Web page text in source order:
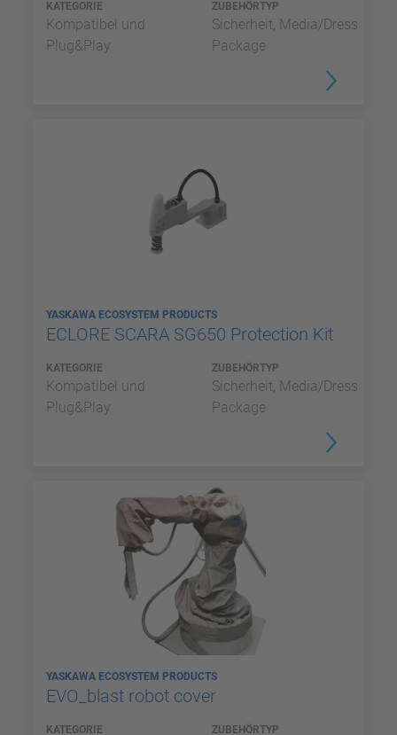
KATEGORIE
Kompatibel und
Plug&Play
ZUBEHÖRTYP
Sicherheit, Media/Dress
Package
YASKAWA ECOSYSTEM PRODUCTS
ECLORE SCARA SG650 Protection Kit
KATEGORIE
Kompatibel und
Plug&Play
ZUBEHÖRTYP
Sicherheit, Media/Dress
Package
YASKAWA ECOSYSTEM PRODUCTS
EVO_blast robot cover
KATEGORIE ZUBEHÖRTYP